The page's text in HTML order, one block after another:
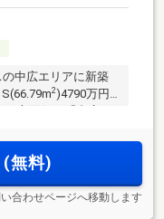
中広エリアに新築
2)4790万円
方面行き「中広二
天満店徒歩7分/万一
(無料)
合わせページへ移動します